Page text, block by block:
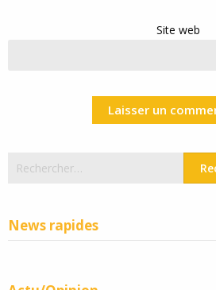
Site web
Rechercher :
News rapides